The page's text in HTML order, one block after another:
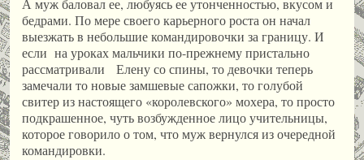
А муж баловал ее, любуясь ее утонченностью, вкусом и
бедрами. По мере своего карьерного роста он начал
выезжать в небольшие командировочки за границу. И
если на уроках мальчики по-прежнему пристально
рассматривали Елену со спины, то девочки теперь
замечали то новые замшевые сапожки, то голубой
свитер из настоящего «королевского» мохера, то просто
подкрашенное, чуть возбужденное лицо учительницы,
которое говорило о том, что муж вернулся из очередной
командировки.